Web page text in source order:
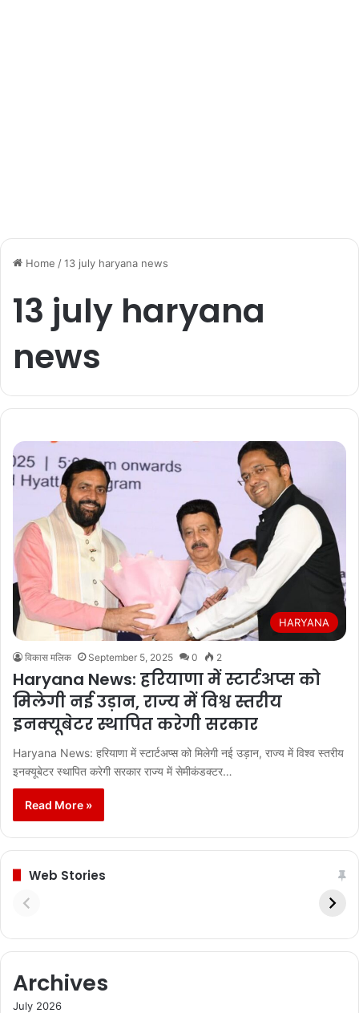
Home /13 july haryana news
13 july haryana
news
HARYANA
विकास मलिक September 5, 2025 0 2
Haryana News: हरियाणा में स्टार्टअप्स को
मिलेगी नई उड़ान, राज्य में विश्व स्तरीय
इनक्यूबेटर स्थापित करेगी सरकार
Haryana News: हरियाणा में स्टार्टअप्स को मिलेगी नई उड़ान, राज्य में विश्व स्तरीय
इनक्यूबेटर स्थापित करेगी सरकार राज्य में सेमीकंडक्टर…
Read More »
Web Stories
Archives
July 2026